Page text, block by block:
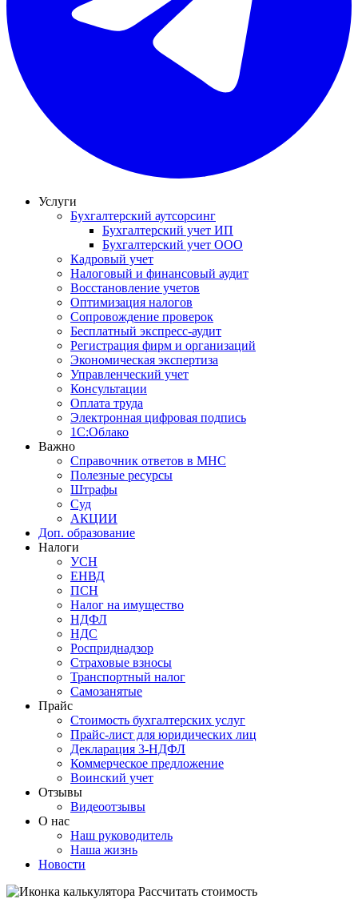
Услуги
Бухгалтерский аутсорсинг
Бухгалтерский учет ИП
Бухгалтерский учет ООО
Кадровый учет
Налоговый и финансовый аудит
Восстановление учетов
Оптимизация налогов
Сопровождение проверок
Бесплатный экспресс-аудит
Регистрация фирм и организаций
Экономическая экспертиза
Управленческий учет
Консультации
Оплата труда
Электронная цифровая подпись
1С:Облако
Важно
Справочник ответов в МНС
Полезные ресурсы
Штрафы
Суд
АКЦИИ
Доп. образование
Налоги
УСН
ЕНВД
ПСН
Налог на имущество
НДФЛ
НДС
Росприднадзор
Страховые взносы
Транспортный налог
Самозанятые
Прайс
Стоимость бухгалтерских услуг
Прайс-лист для юридических лиц
Декларация 3-НДФЛ
Коммерческое предложение
Воинский учет
Отзывы
Видеоотзывы
О нас
Наш руководитель
Наша жизнь
Новости
Рассчитать стоимость